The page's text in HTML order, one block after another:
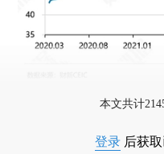
本文共计
登录 后获